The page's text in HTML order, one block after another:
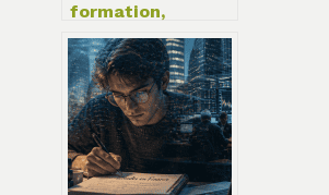
formation,
débouchés et
conseils pour bien
réussir